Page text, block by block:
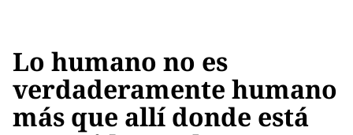
Lo humano no es
verdaderamente humano
más que allí donde está